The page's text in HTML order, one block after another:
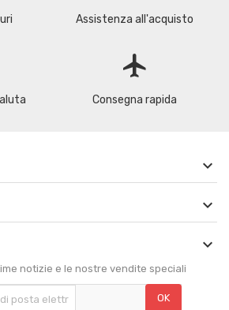
Assistenza all'acquisto
flight
Consegna rapida



notizie e le nostre vendite speciali